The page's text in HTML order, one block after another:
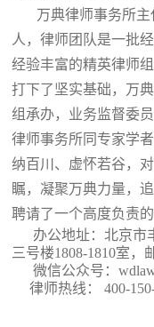
万典律师事务所主
人，律师团队是一批
经验丰富的精英律师
打下了坚实基础，万
组承办，业务监督委
律师事务所同专家学
纳百川、虚怀若谷，
瞩，凝聚万典力量，
聘请了一个高度负责
办公地址：北京市
三号楼1808-1810室 ，
微信公众号：
律师热线： 400-150-